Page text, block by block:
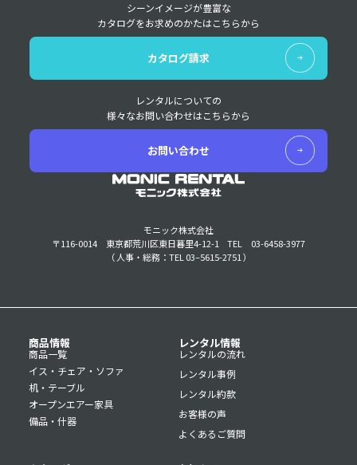
モニック株式会社
〒116-0014 東京都荒川区東日暮里4-12-1
TEL 03-6458-3977
（ 人事・総務：TEL 03–5615-2751 ）
シーンイメージが豊富な
カタログをお求めのかたはこちらから
カタログ請求
レンタルについての
様々なお問い合わせはこちらから
お問い合わせ
商品情報
商品一覧
イス・チェア・ソファ
机・テーブル
オープンエアー家具
備品・什器
レンタル情報
レンタルの流れ
レンタル事例
レンタル約款
お客様の声
よくあるご質問